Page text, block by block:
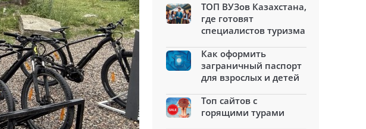
ТОП ВУЗов Казахстана,
где готовят
специалистов туризма
Как оформить
заграничный паспорт
для взрослых и детей
Топ сайтов с
горящими турами